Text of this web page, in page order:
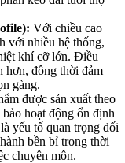
Với chiều cao
với nhiều hệ thống,
khí cỡ lớn. Điều
hơn, đồng thời đảm
gàng.
được sản xuất theo
hoạt động ổn định
yếu tố quan trọng đối
bền bỉ trong thời
chuyên môn.